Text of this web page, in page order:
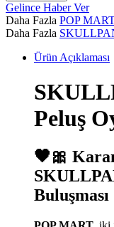
Gelince Haber Ver
Daha Fazla POP
Daha Fazla
Ürün Açıklaması
Peluş
🖤🎀
Buluşması